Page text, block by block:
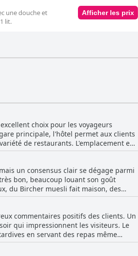
une douche et
lit.
Afficher les prix
choix pour les voyageurs
principale, l'hôtel permet aux clients
de restaurants. L'emplacement est
cherchent à être proches du cœur de
tels que les musées, les quartiers
comme charmant et dynamique,
dans une rue plus calme, mais proche
explorations culturelles et de loisirs à
un consensus clair se dégage parmi
bon, beaucoup louant son goût
du Bircher muesli fait maison, des
fumé et du yaourt, ainsi que des options
donne un bon ton à la journée, de
sur la terrasse, qui offre une
et des saucisses, et l'inclusion de
St. Josef répond largement aux
commentaires positifs des clients. Un
qui impressionnent les visiteurs. Le
en servant des repas même
petit-déjeuner qui permet de bien